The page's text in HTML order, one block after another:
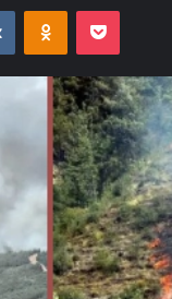
VKontakteOdnoklassniki
Pocket